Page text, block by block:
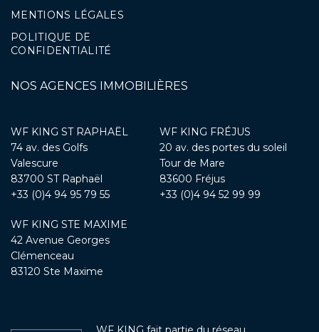
MENTIONS LÉGALES
POLITIQUE DE
CONFIDENTIALITÉ
NOS AGENCES IMMOBILIÈRES
WF KING ST RAPHAËL
74 av. des Golfs
Valescure
83700 ST Raphaël
+33 (0)4 94 95 79 55
WF KING FRÉJUS
20 av. des portes du soleil
Tour de Mare
83600 Fréjus
+33 (0)4 94 52 99 99
WF KING STE MAXIME
42 Avenue Georges
Clémenceau
83120 Ste Maxime